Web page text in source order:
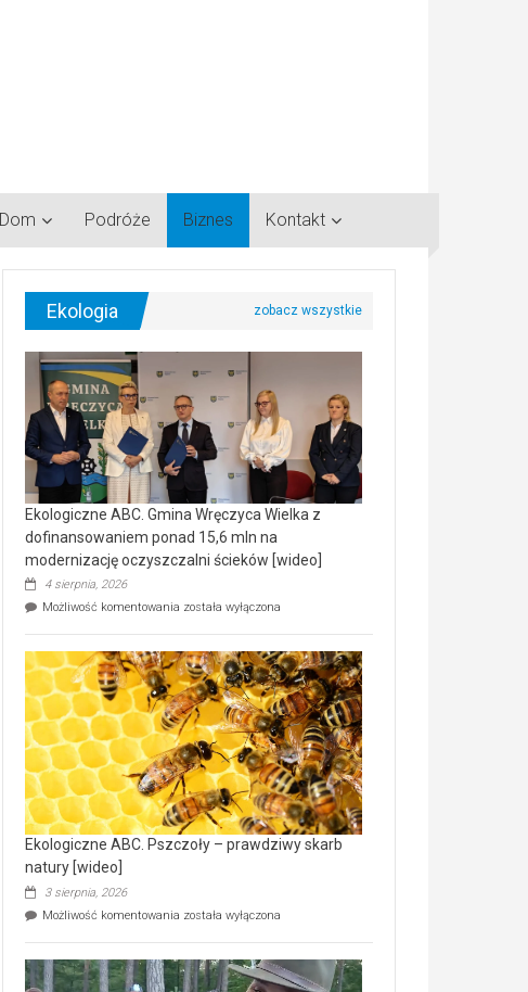
Dom Podróże Biznes Kontakt
Ekologia
Ekologiczne ABC. Gmina Wręczyca Wielka z
dofinansowaniem ponad 15,6 mln na
modernizację oczyszczalni ścieków [wideo]
4 sierpnia, 2026
Możliwość komentowania Ekologiczne
Wręczyca
Wielka
z
dofinansowaniem
ponad
15,6
mln
na
modernizację
oczyszczalni
ścieków
[wideo]
została wyłączona
Ekologiczne ABC. Pszczoły – prawdziwy skarb
natury [wideo]
3 sierpnia, 2026
Możliwość komentowania Ekologiczne
–
prawdziwy
została wyłączona